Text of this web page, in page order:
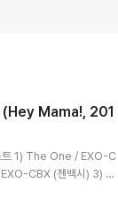
Mama!, 201
트 1) The One / EXO-C
CBX (첸백시) 3) R